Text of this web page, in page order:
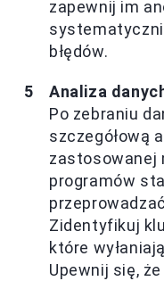
zapewnij im
błędów.
Analiza
Po zebraniu
szczegółową
zastosowanej
programów
Zidentyfikuj
które
Upewnij się,